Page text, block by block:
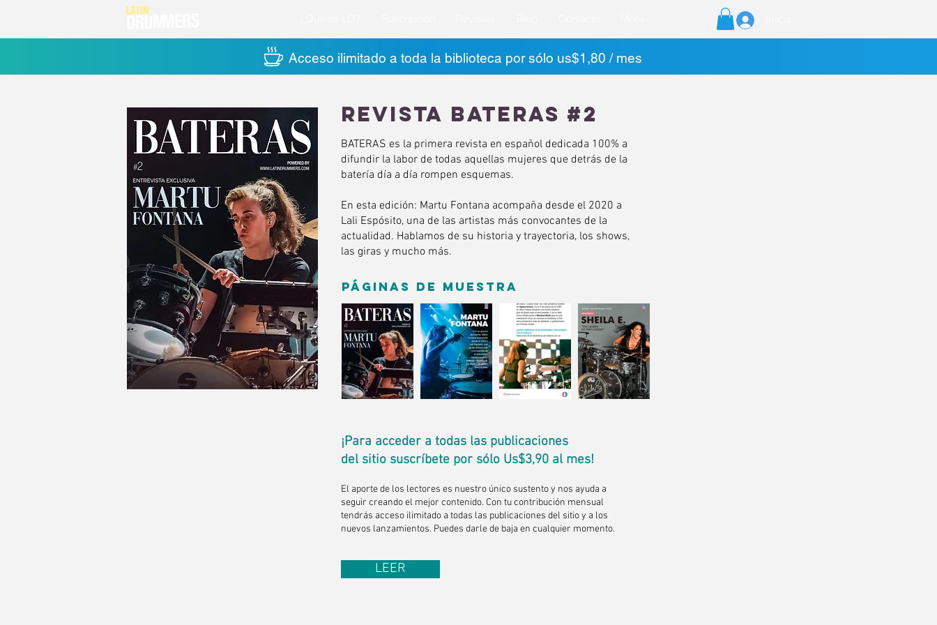
Acceso ilimitado a toda la biblioteca por sólo us$1,80 / mes
revista bateras #2
BATERAS es la primera revista en español dedicada 100% a
difundir la labor de todas aquellas mujeres que detrás de la
batería día a día rompen esquemas.
En esta edición: Martu Fontana acompaña desde el 2020 a
Lali Espósito, una de las artistas más convocantes de la
actualidad. Hablamos de su historia y trayectoria, los shows,
las giras y mucho más.
PÁGINAS DE MUESTRA
¡Para acceder a todas las publicaciones
del sitio suscríbete por sólo Us$3,90 al mes!
El aporte de los lectores es nuestro único sustento y nos ayuda a
seguir creando el mejor contenido. Con tu contribución mensual
tendrás acceso ilimitado a todas las publicaciones del sitio y a los
nuevos lanzamientos. Puedes darle de baja en cualquier momento.
LEER